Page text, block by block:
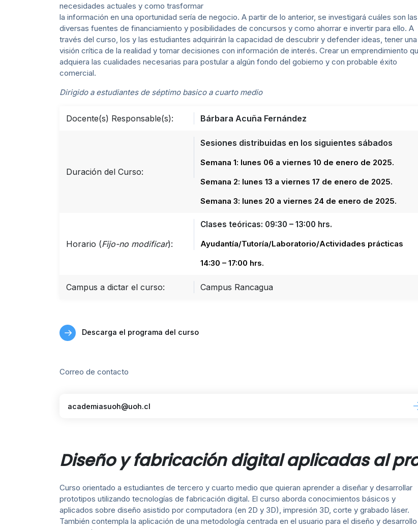
necesidades actuales y como trasformar
la información en una oportunidad sería de negocio. A partir de lo anterior, se investigará cuáles son las
diversas fuentes de financiamiento y posibilidades de concursos y como ahorrar e invertir para ello. A
través del curso, los y las estudiantes adquirirán la capacidad de descubrir y defender ideas, tener una
visión crítica de la realidad y tomar decisiones con información de interés. Crear un emprendimiento
adquiera las cualidades necesarias para postular a algún fondo del gobierno y con probable éxito
comercial.
Dirigido a estudiantes de séptimo basico a cuarto medio
Docente(s) Responsable(s): Bárbara Acuña Fernández
Duración del Curso:
Sesiones distribuidas en los siguientes sábados
Semana 1: lunes 06 a viernes 10 de enero de 2025.
Semana 2: lunes 13 a viernes 17 de enero de 2025.
Semana 3: lunes 20 a viernes 24 de enero de 2025.
Horario (Fijo-no modificar):
Clases teóricas: 09:30 – 13:00 hrs.
Ayudantía/Tutoría/Laboratorio/Actividades prácticas
14:30 – 17:00 hrs.
Campus a dictar el curso: Campus Rancagua
Descarga el programa del curso
Correo de contacto
academiasuoh@uoh.cl
Diseño y fabricación digital aplicadas al
Curso orientado a estudiantes de tercero y cuarto medio que quieran aprender a diseñar y desarrollar
prototipos utilizando tecnologías de fabricación digital. El curso aborda conocimientos básicos y
aplicados sobre diseño asistido por computadora (en 2D y 3D), impresión 3D, corte y grabado láser.
También contempla la aplicación de una metodología centrada en el usuario para el diseño y